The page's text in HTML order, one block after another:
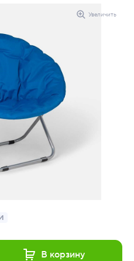
Увеличить
В корзину